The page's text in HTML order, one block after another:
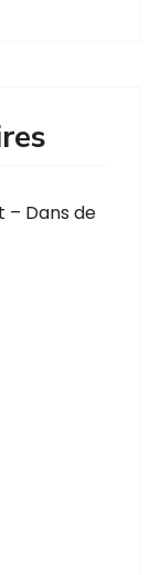
– Dans de